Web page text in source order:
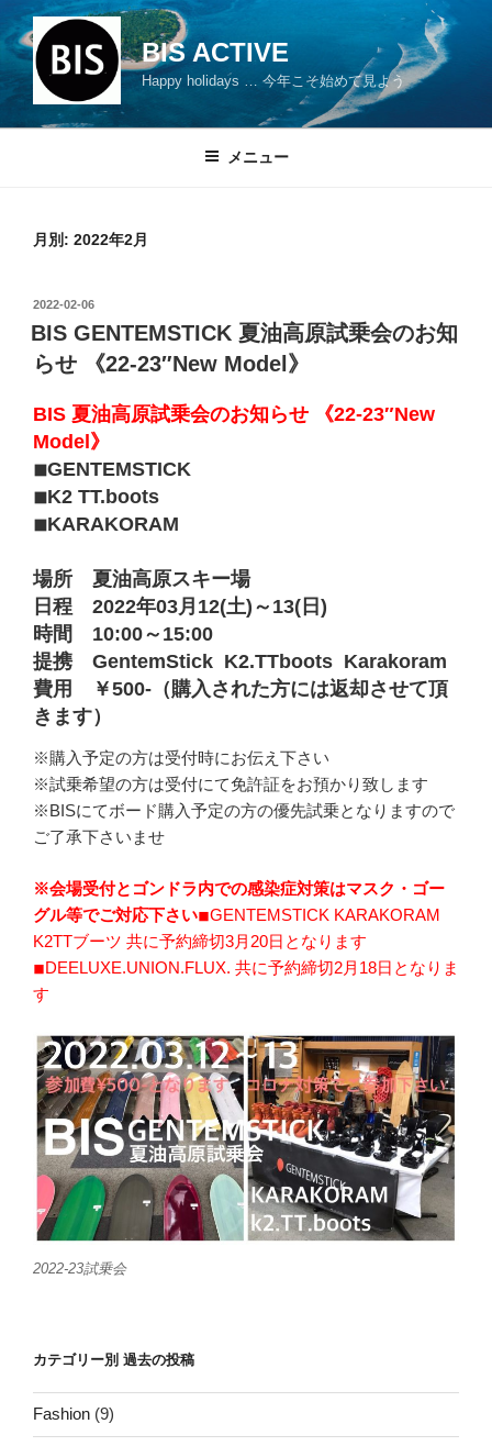
ン
テ
ン
BIS ACTIVE
Happy holidays … 今年こそ始めて見よう
メニュー
月別: 2022年2月
投
稿
日:
2022-02-06
BIS GENTEMSTICK 夏油高原試乗会のお知
らせ 《22-23″New Model》
BIS 夏油高原試乗会のお知らせ 《22-23″New
Model》
◾︎GENTEMSTICK
◾︎K2 TT.boots
◾︎KARAKORAM
場所 夏油高原スキー場
日程 2022年03月12(土)～13(日)
時間 10:00～15:00
提携 GentemStick K2.TTboots Karakoram
費用 ￥500-（購入された方には返却させて頂
きます）
※購入予定の方は受付時にお伝え下さい
※試乗希望の方は受付にて免許証をお預かり致します
※BISにてボード購入予定の方の優先試乗となりますので
ご了承下さいませ
※会場受付とゴンドラ内での感染症対策はマスク・ゴー
グル等でご対応下さい◾︎GENTEMSTICK KARAKORAM
K2TTブーツ 共に予約締切3月20日となります
◾︎DEELUXE.UNION.FLUX. 共に予約締切2月18日となりま
す
2022-23試乗会
カテゴリー別 過去の投稿
Fashion (9)